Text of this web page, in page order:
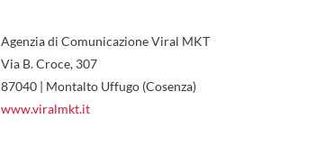
Agenzia di Comunicazione Viral MKT
Via B. Croce, 307
87040 | Montalto Uffugo (Cosenza)
www.viralmkt.it